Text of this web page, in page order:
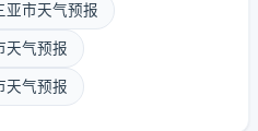
亚市天气预报
天气预报
天气预报